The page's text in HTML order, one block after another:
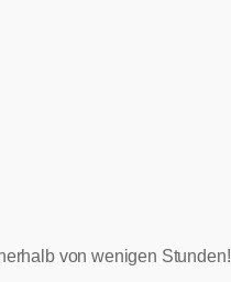
von wenigen Stunden!